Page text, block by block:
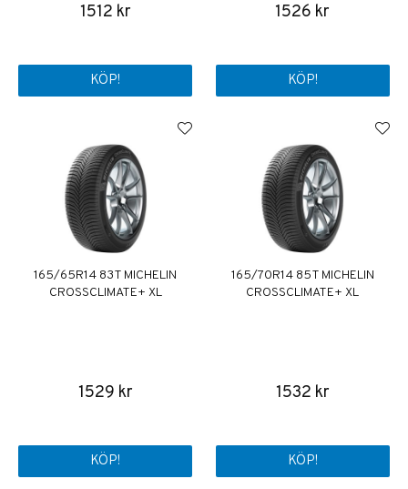
1512 kr
KÖP!
1526 kr
KÖP!
165/65R14 83T MICHELIN
CROSSCLIMATE+ XL
1529 kr
KÖP!
165/70R14 85T MICHELIN
CROSSCLIMATE+ XL
1532 kr
KÖP!